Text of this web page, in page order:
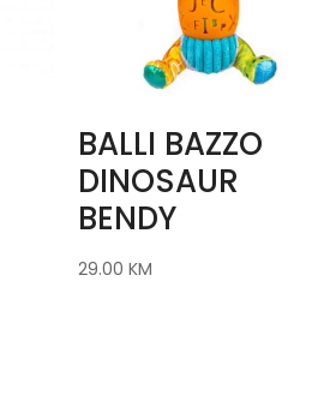
BALLI BAZZO
DINOSAUR
BENDY
29.00 KM